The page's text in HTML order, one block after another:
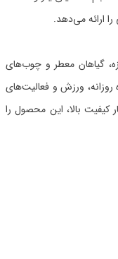
گیاهان معطر و چوب‌های
روزانه، ورزش و فعالیت‌های
بالا، این محصول را